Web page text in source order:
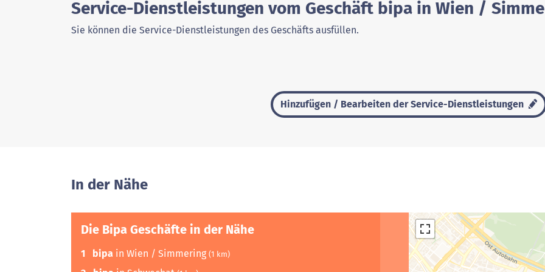
Service-Dienstleistungen vom Geschäft bipa in Wien /
Sie können die Service-Dienstleistungen des Geschäfts ausfüllen.
Hinzufügen / Bearbeiten der Service-Dienstleistungen
In der Nähe
Die Bipa Geschäfte in der Nähe
1 bipa in Wien / Simmering (1 km)